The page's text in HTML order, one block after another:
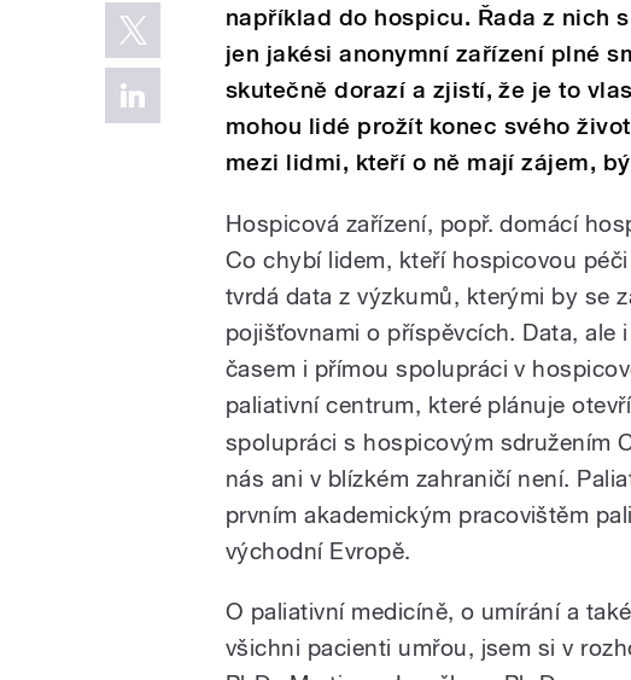
například do hospicu. Řada z nich
jen jakési anonymní zařízení plné
skutečně dorazí a zjistí, že je to
mohou lidé prožít konec svého
mezi lidmi, kteří o ně mají zájem,
Hospicová zařízení, popř. domácí
Co chybí lidem, kteří hospicovou
tvrdá data z výzkumů, kterými by se
pojišťovnami o příspěvcích. Data, ale
časem i přímou spolupráci v
paliativní centrum, které plánuje
spolupráci s hospicovým sdružením
nás ani v blízkém zahraničí není.
prvním akademickým pracovištěm
východní Evropě.
O paliativní medicíně, o umírání a
všichni pacienti umřou, jsem si v